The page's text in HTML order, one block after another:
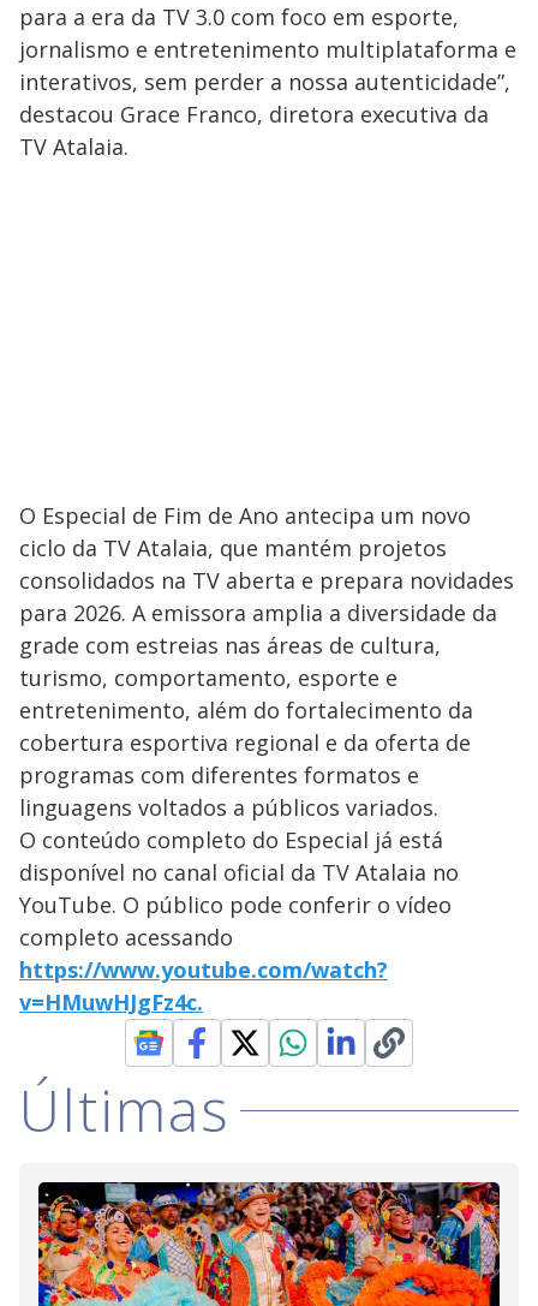
para a era da TV 3.0 com foco em esporte,
jornalismo e entretenimento multiplataforma e
interativos, sem perder a nossa autenticidade”,
destacou Grace Franco, diretora executiva da
TV Atalaia.
O Especial de Fim de Ano antecipa um novo
ciclo da TV Atalaia, que mantém projetos
consolidados na TV aberta e prepara novidades
para 2026. A emissora amplia a diversidade da
grade com estreias nas áreas de cultura,
turismo, comportamento, esporte e
entretenimento, além do fortalecimento da
cobertura esportiva regional e da oferta de
programas com diferentes formatos e
linguagens voltados a públicos variados.
O conteúdo completo do Especial já está
disponível no canal oficial da TV Atalaia no
YouTube. O público pode conferir o vídeo
completo acessando
https://www.youtube.com/watch?
v=HMuwHJgFz4c.
Últimas